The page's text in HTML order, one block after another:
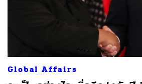
Global Affairs